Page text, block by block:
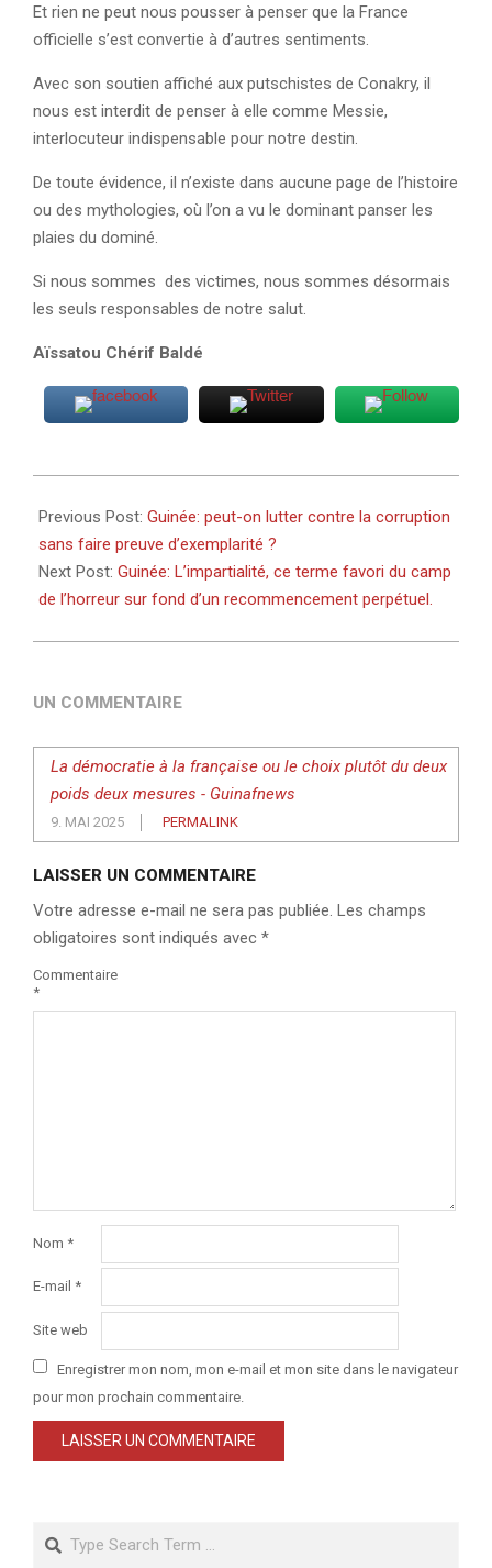
Et rien ne peut nous pousser à penser que la France
officielle s’est convertie à d’autres sentiments.
Avec son soutien affiché aux putschistes de Conakry, il
nous est interdit de penser à elle comme Messie,
interlocuteur indispensable pour notre destin.
De toute évidence, il n’existe dans aucune page de l’histoire
ou des mythologies, où l’on a vu le dominant panser les
plaies du dominé.
Si nous sommes des victimes, nous sommes désormais
les seuls responsables de notre salut.
Aïssatou Chérif Baldé
05-
08
Previous Post: Guinée: peut-on lutter contre la corruption
sans faire preuve d’exemplarité ?
Next Post: Guinée: L’impartialité, ce terme favori du camp
de l’horreur sur fond d’un recommencement perpétuel.
UN COMMENTAIRE
La démocratie à la française ou le choix plutôt du deux
poids deux mesures - Guinafnews
9. MAI 2025 PERMALINK
LAISSER UN COMMENTAIRE
Votre adresse e-mail ne sera pas publiée. Les champs
obligatoires sont indiqués avec *
Commentaire
*
Nom *
E-mail *
Site web
Enregistrer mon nom, mon e-mail et mon site dans le navigateur
pour mon prochain commentaire.
Search